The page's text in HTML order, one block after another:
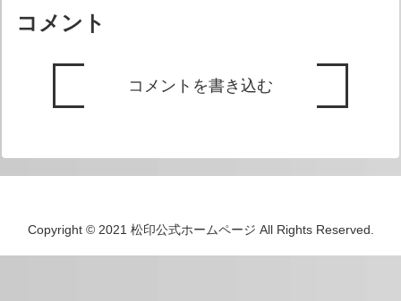
コメント
コメントを書き込む
Copyright © 2021 松印公式ホームページ All Rights Reserved.